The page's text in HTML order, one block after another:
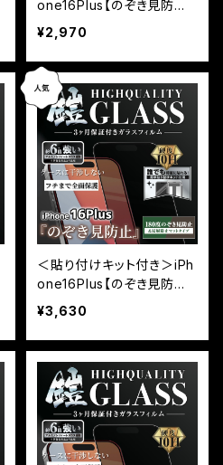
one16Plus【のぞき見防止】
3カ月保証付き『ガラスフィ
ルム鎧』全面フルカバー（黒
フチタイプ）
¥2,970
＜貼り付けキット付き＞iPh
one16Plus【のぞき見防止
＆反射防止】（マット）3カ月
保証付き『ガラスフィルム
鎧』全面フルカバー（黒フチ
タイプ）
¥3,630